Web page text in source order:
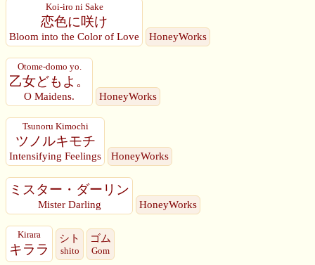
Koi-iro ni Sake
恋色に咲け
Bloom into the Color of Love HoneyWorks
Otome-domo yo.
乙女どもよ。
O Maidens. HoneyWorks
Tsunoru Kimochi
ツノルキモチ
Intensifying Feelings HoneyWorks
ミスター・ダーリン
Mister Darling HoneyWorks
Kirara
キララ
シト
shito
ゴム
Gom